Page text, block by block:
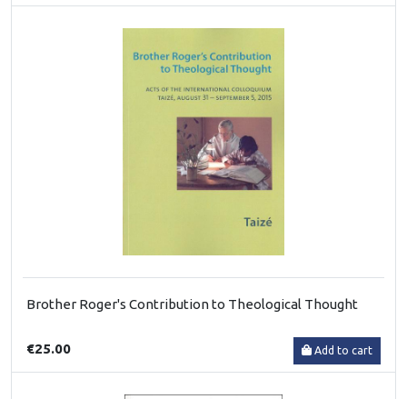
Brother Roger's Contribution to Theological Thought
€25.00 Add to cart